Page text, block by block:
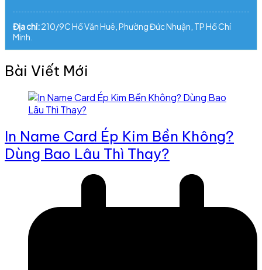
Địa chỉ:210/9C Hồ Văn Huê, Phường Đức Nhuận, TP Hồ Chí
Minh.
Bài Viết Mới
In Name Card Ép Kim Bền Không?
Dùng Bao Lâu Thì Thay?